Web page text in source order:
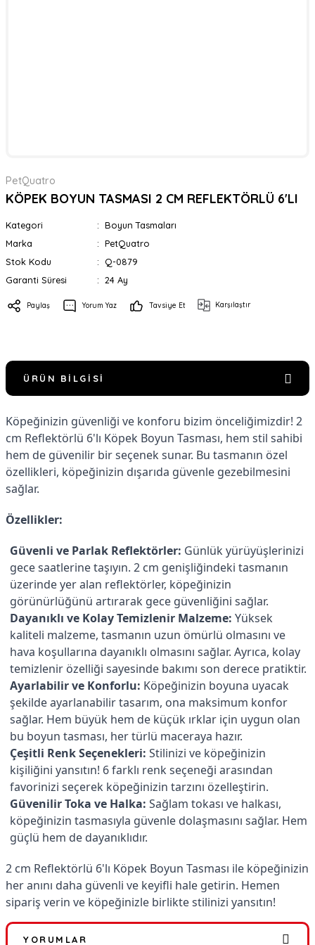
PetQuatro
KÖPEK BOYUN TASMASI 2 CM REFLEKTÖRLÜ 6'LI
Kategori
Boyun Tasmaları
Marka
PetQuatro
Stok Kodu
Q-0879
Garanti Süresi
24 Ay
Paylaş Yorum Yaz Tavsiye Et Karşılaştır
ÜRÜN BILGISI
Köpeğinizin güvenliği ve konforu bizim önceliğimizdir! 2
cm Reflektörlü 6'lı Köpek Boyun Tasması, hem stil sahibi
hem de güvenilir bir seçenek sunar. Bu tasmanın özel
özellikleri, köpeğinizin dışarıda güvenle gezebilmesini
sağlar.
Özellikler:
Güvenli ve Parlak Reflektörler: Günlük yürüyüşlerinizi
gece saatlerine taşıyın. 2 cm genişliğindeki tasmanın
üzerinde yer alan reflektörler, köpeğinizin
görünürlüğünü artırarak gece güvenliğini sağlar.
Dayanıklı ve Kolay Temizlenir Malzeme: Yüksek
kaliteli malzeme, tasmanın uzun ömürlü olmasını ve
hava koşullarına dayanıklı olmasını sağlar. Ayrıca, kolay
temizlenir özelliği sayesinde bakımı son derece pratiktir.
Ayarlabilir ve Konforlu: Köpeğinizin boyuna uyacak
şekilde ayarlanabilir tasarım, ona maksimum konfor
sağlar. Hem büyük hem de küçük ırklar için uygun olan
bu boyun tasması, her türlü maceraya hazır.
Çeşitli Renk Seçenekleri: Stilinizi ve köpeğinizin
kişiliğini yansıtın! 6 farklı renk seçeneği arasından
favorinizi seçerek köpeğinizin tarzını özelleştirin.
Güvenilir Toka ve Halka: Sağlam tokası ve halkası,
köpeğinizin tasmasıyla güvenle dolaşmasını sağlar. Hem
güçlü hem de dayanıklıdır.
2 cm Reflektörlü 6'lı Köpek Boyun Tasması ile köpeğinizin
her anını daha güvenli ve keyifli hale getirin. Hemen
sipariş verin ve köpeğinizle birlikte stilinizi yansıtın!
YORUMLAR